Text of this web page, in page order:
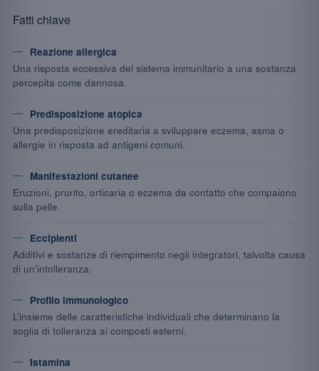
Fatti chiave
Reazione allergica
Una risposta eccessiva del sistema immunitario a una sostanza
percepita come dannosa.
Predisposizione atopica
Una predisposizione ereditaria a sviluppare eczema, asma o
allergie in risposta ad antigeni comuni.
Manifestazioni cutanee
Eruzioni, prurito, orticaria o eczema da contatto che compaiono
sulla pelle.
Eccipienti
Additivi e sostanze di riempimento negli integratori, talvolta causa
di un’intolleranza.
Profilo immunologico
L’insieme delle caratteristiche individuali che determinano la
soglia di tolleranza ai composti esterni.
Istamina